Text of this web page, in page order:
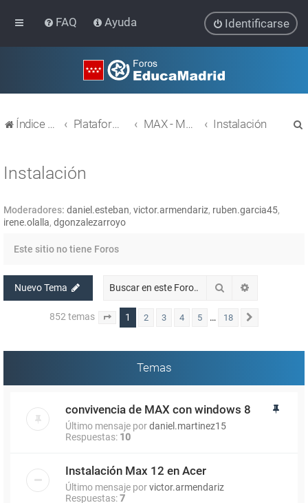
FAQ Ayuda Identificarse
Índice general Plataforma Educativa EducaMadrid MAX - MAdrid_linuX Instalación
Instalación
Moderadores: daniel.esteban, victor.armendariz, ruben.garcia45,
irene.olalla, dgonzalezarroyo
Este sitio no tiene Foros
Nuevo Tema Buscar
852 temas Página 1de 18
1 2 3 4 5 … 18
Temas
convivencia de MAX con windows 8
Último mensaje pordaniel.martinez15
Respuestas: 10
Instalación Max 12 en Acer
Último mensaje porvictor.armendariz
Respuestas:7